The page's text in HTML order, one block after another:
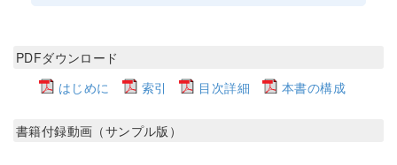
PDFダウンロード
はじめに
索引 目次詳細 本書の構成
書籍付録動画（サンプル版）